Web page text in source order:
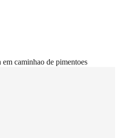
caminhao de pimentoes